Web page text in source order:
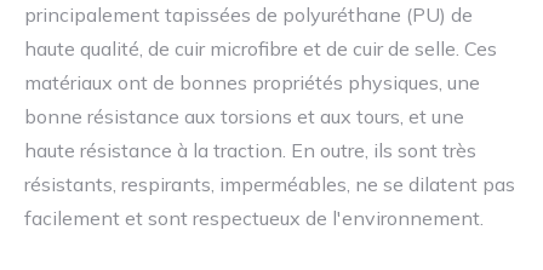
principalement tapissées de polyuréthane (PU) de
haute qualité, de cuir microfibre et de cuir de selle. Ces
matériaux ont de bonnes propriétés physiques, une
bonne résistance aux torsions et aux tours, et une
haute résistance à la traction. En outre, ils sont très
résistants, respirants, imperméables, ne se dilatent pas
facilement et sont respectueux de l'environnement.